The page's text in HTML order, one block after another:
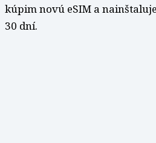
kúpim novú eSIM a
30 dní.